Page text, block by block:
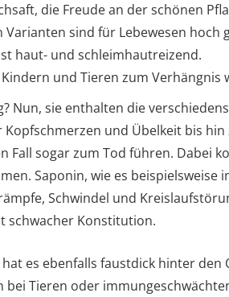
die Freude an der schönen
sind für Lebewesen hoch
haut- und schleimhautreizend.
und Tieren zum Verhängnis
Nun, sie enthalten die
und Übelkeit bis hin
sogar zum Tod führen. Dabei
Saponin, wie es beispielsweise
Schwindel und
schwacher Konstitution.
es ebenfalls faustdick hinter den
Tieren oder